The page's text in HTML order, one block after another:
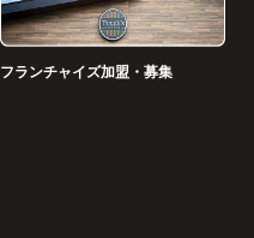
フランチャイズ加盟・募集